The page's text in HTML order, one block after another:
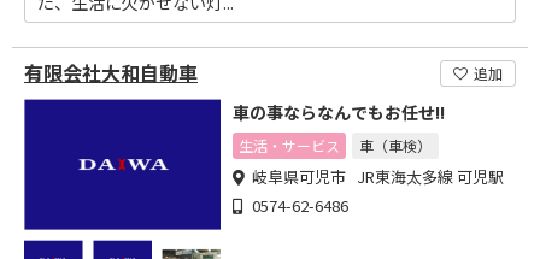
有限会社大和自動車 追加
車の事ならなんでもお任せ!!
生活・サービス 車（車検）
岐阜県可児市 JR東海太多線 可児駅
0574-62-6486